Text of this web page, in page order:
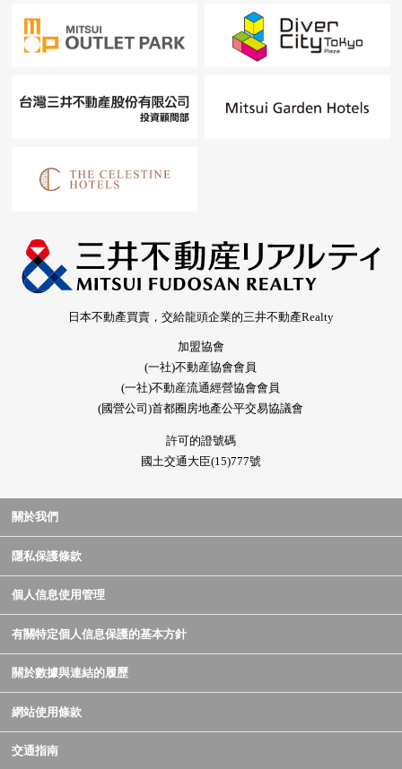
日本不動產買賣，交給龍頭企業的三井不動產Realty
加盟協會
(一社)不動産協會會員
(一社)不動産流通經營協會會員
(國營公司)首都圈房地產公平交易協議會
許可的證號碼
國土交通大臣(15)777號
關於我們
隱私保護條款
個人信息使用管理
有關特定個人信息保護的基本方針
關於數據與連結的履歷
網站使用條款
交通指南